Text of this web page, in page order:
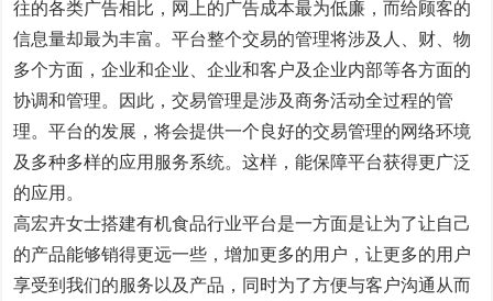
往的各类广告相比，网上的广告成本最为低廉，而给顾客的
信息量却最为丰富。平台整个交易的管理将涉及人、财、物
多个方面，企业和企业、企业和客户及企业内部等各方面的
协调和管理。因此，交易管理是涉及商务活动全过程的管
理。平台的发展，将会提供一个良好的交易管理的网络环境
及多种多样的应用服务系统。这样，能保障平台获得更广泛
的应用。
高宏卉女士搭建有机食品行业平台是一方面是让为了让自己
的产品能够销得更远一些，增加更多的用户，让更多的用户
享受到我们的服务以及产品，同时为了方便与客户沟通从而